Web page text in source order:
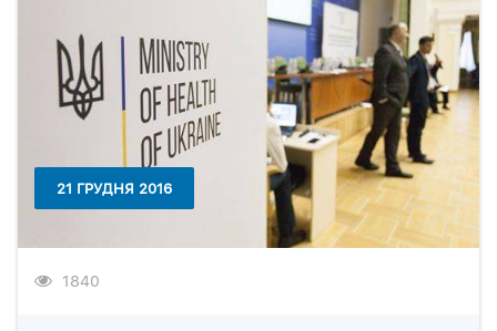
21 ГРУДНЯ 2016
1840